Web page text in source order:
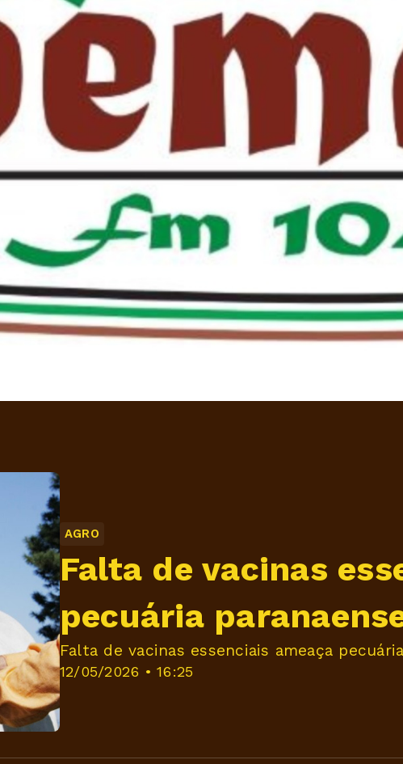
AGRO
12/05/2026 • 16:25
Falta de vacinas
pecuária
Falta de vacinas essenciais ameaça